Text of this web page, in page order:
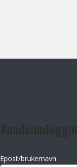
Epost/brukernavn